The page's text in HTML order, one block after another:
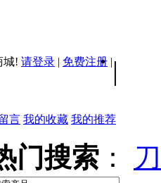
城! 请登录 | 免费注册 | |
言 我的收藏 我的推荐
门搜索 ：